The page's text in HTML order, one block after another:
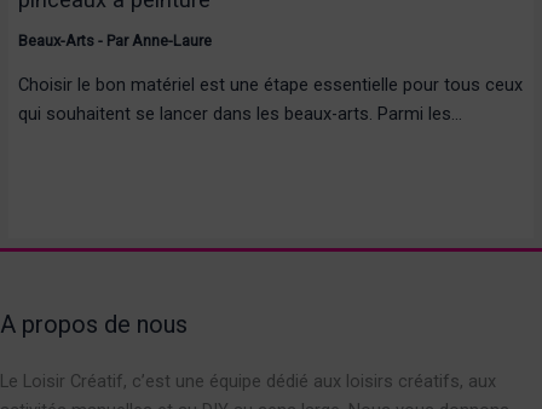
Beaux-Arts- Par Anne-Laure
Choisir le bon matériel est une étape essentielle pour tous ceux
qui souhaitent se lancer dans les beaux-arts. Parmi les…
A propos de nous
Le Loisir Créatif, c’est une équipe dédié aux loisirs créatifs, aux